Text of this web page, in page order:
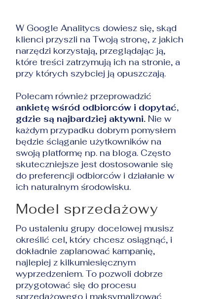
W Google Analitycs dowiesz się, skąd
klienci przyszli na Twoją stronę, z jakich
narzędzi korzystają, przeglądając ją,
które treści zatrzymują ich na stronie, a
przy których szybciej ją opuszczają.
Polecam również przeprowadzić
ankietę wśród odbiorców i dopytać,
gdzie są najbardziej aktywni. Nie w
każdym przypadku dobrym pomysłem
będzie ściąganie użytkowników na
swoją platformę np. na bloga. Często
skuteczniejsze jest dostosowanie się
do preferencji odbiorców i działanie w
ich naturalnym środowisku.
Model sprzedażowy
Po ustaleniu grupy docelowej musisz
określić cel, który chcesz osiągnąć, i
dokładnie zaplanować kampanię,
najlepiej z kilkumiesięcznym
wyprzedzeniem. To pozwoli dobrze
przygotować się do procesu
sprzedażowego i maksymalizować